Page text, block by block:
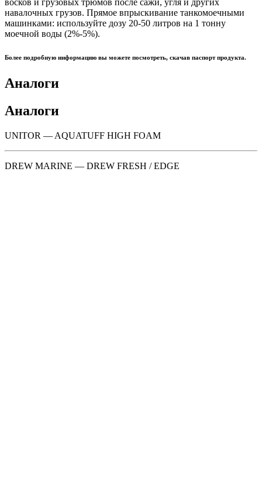
восков и грузовых трюмов после сажи, угля и других
навалочных грузов. Прямое впрыскивание танкомоечными
машинками: используйте дозу 20-50 литров на 1 тонну
моечной воды (2%-5%).
Более подробную информацию вы можете посмотреть, скачав паспорт продукта.
Аналоги
Аналоги
UNITOR — AQUATUFF HIGH FOAM
DREW MARINE — DREW FRESH / EDGE